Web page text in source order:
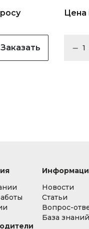
Заказать
Цена
Новости
Статьи
Вопрос-
База знаний